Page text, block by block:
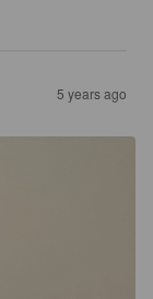
5 years ago